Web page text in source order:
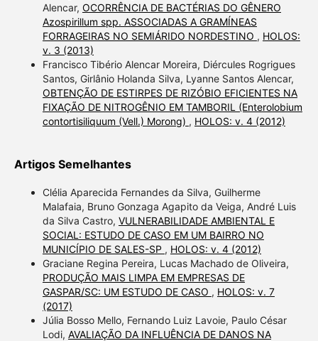
Alencar, OCORRÊNCIA DE BACTÉRIAS DO GÊNERO
Azospirillum spp. ASSOCIADAS A GRAMÍNEAS
FORRAGEIRAS NO SEMIÁRIDO NORDESTINO , HOLOS:
v. 3 (2013)
Francisco Tibério Alencar Moreira, Diércules Rogrigues
Santos, Girlânio Holanda Silva, Lyanne Santos Alencar,
OBTENÇÃO DE ESTIRPES DE RIZÓBIO EFICIENTES NA
FIXAÇÃO DE NITROGÊNIO EM TAMBORIL (Enterolobium
contortisiliquum (Vell.) Morong) , HOLOS: v. 4 (2012)
Artigos Semelhantes
Clélia Aparecida Fernandes da Silva, Guilherme
Malafaia, Bruno Gonzaga Agapito da Veiga, André Luis
da Silva Castro, VULNERABILIDADE AMBIENTAL E
SOCIAL: ESTUDO DE CASO EM UM BAIRRO NO
MUNICÍPIO DE SALES-SP , HOLOS: v. 4 (2012)
Graciane Regina Pereira, Lucas Machado de Oliveira,
PRODUÇÃO MAIS LIMPA EM EMPRESAS DE
GASPAR/SC: UM ESTUDO DE CASO , HOLOS: v. 7
(2017)
Júlia Bosso Mello, Fernando Luiz Lavoie, Paulo César
Lodi, AVALIAÇÃO DA INFLUÊNCIA DE DANOS NA